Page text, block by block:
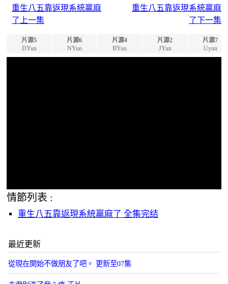
重生八五靠返現系統贏麻
了上一集
重生八五靠返現系統贏麻
了下一集
片源5
DYun
片源6
NYun
片源4
BYun
片源2
JYun
片源7
Uyun
情節列表 :
重生八五靠返現系統贏麻了 全集完结
最近更新
從現在開始不做朋友了吧。 更新至07集